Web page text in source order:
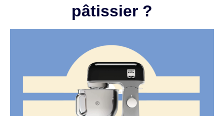
pâtissier ?